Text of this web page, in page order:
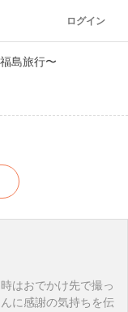
ログイン
島旅行〜
はおでかけ先で撮っ
に感謝の気持ちを伝